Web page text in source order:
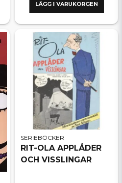
LÄGG I VARUKORGEN
SERIEBÖCKER
RIT-OLA APPLÅDER
OCH VISSLINGAR